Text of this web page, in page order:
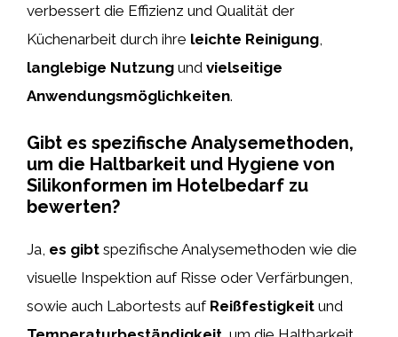
verbessert die Effizienz und Qualität der
Küchenarbeit durch ihre leichte Reinigung
langlebige Nutzung und vielseitige
Anwendungsmöglichkeiten.
Gibt es spezifische Analysemethoden,
um die Haltbarkeit und Hygiene von
Silikonformen im Hotelbedarf zu
bewerten?
Ja, es gibt spezifische Analysemethoden wie die
visuelle Inspektion auf Risse oder Verfärbungen,
sowie auch Labortests auf Reißfestigkeit und